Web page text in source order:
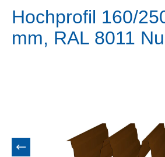
Hochprofil 160/
mm, RAL 8011